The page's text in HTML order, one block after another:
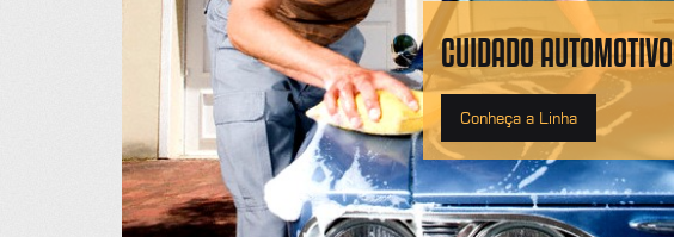
CUIDADO AUTOMOTIVO
Conheça a Linha